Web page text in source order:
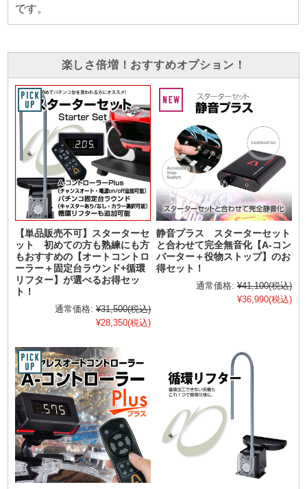
です。
楽しさ倍増！おすすめオプション！
【単品販売不可】スターターセ
ット 初めての方も熟練にも方
もおすすめの【オートコントロ
ーラー＋固定台ラウンド+循環
リフター】が選べるお得セッ
ト！
通常価格: ¥31,500(税込)
¥28,350(税込)
静音プラス スターターセット
と合わせて完全無音化【A-コン
バーター＋役物ストップ】のお
得セット！
通常価格: ¥41,100(税込)
¥36,990(税込)